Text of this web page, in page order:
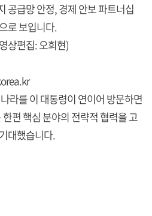
공급망 안정, 경제 안보 파트너십
로 보입니다.
상편집: 오희현)
라를 이 대통령이 연이어 방문하면
편 핵심 분야의 전략적 협력을 고
대했습니다.